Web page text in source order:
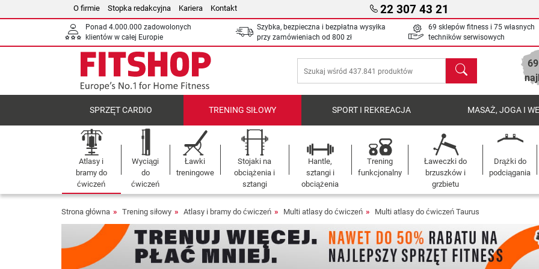
O firmie Stopka redakcyjna Kariera Kontakt 22 307 43 21
Ponad 4.000.000 zadowolonych
klientów w całej Europie
Szybka, bezpieczna i bezpłatna wysyłka
przy zamówieniach od 800 zł
69 sklepów fitness i 75 własnych
techników serwisowych
Szukaj
SPRZĘT CARDIO TRENING SIŁOWY SPORT I REKREACJA MASAŻ, JOGA I
Atlasy i
bramy do
ćwiczeń
Wyciągi
do
ćwiczeń
Ławki
treningowe
Stojaki na
obciążenia i
sztangi
Hantle,
sztangi i
obciążenia
Trening
funkcjonalny
Ławeczki do
brzuszków i
grzbietu
Drążki do
podciągania
Strona główna Trening siłowy Atlasy i bramy do ćwiczeń Multi atlasy do ćwiczeń Multi atlasy do ćwiczeń Taurus